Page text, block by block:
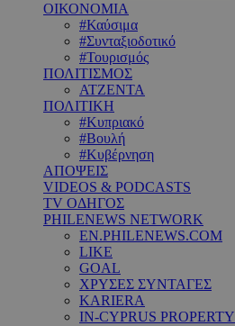
ΟΙΚΟΝΟΜΙΑ
#Καύσιμα
#Συνταξιοδοτικό
#Τουρισμός
ΠΟΛΙΤΙΣΜΟΣ
ΑΤΖΕΝΤΑ
ΠΟΛΙΤΙΚΗ
#Κυπριακό
#Βουλή
#Κυβέρνηση
ΑΠΟΨΕΙΣ
VIDEOS & PODCASTS
TV ΟΔΗΓΟΣ
PHILENEWS NETWORK
EN.PHILENEWS.COM
LIKE
GOAL
ΧΡΥΣΕΣ ΣΥΝΤΑΓΕΣ
KARIERA
IN-CYPRUS PROPERTY